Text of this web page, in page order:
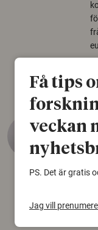
Få tips
veckan
PS. Det är gratis
Jag vill